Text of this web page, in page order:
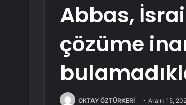
Abbas,
çözüme
OKTAY ÖZTÜRKERİ Aralık 15,